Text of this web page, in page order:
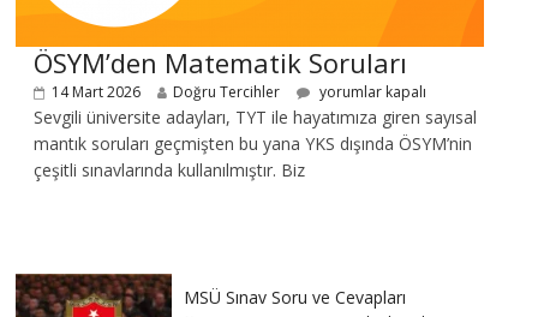
ÖSYM’den Matematik Soruları
14 Mart 2026 Doğru Tercihler yorumlar kapalı
Sevgili üniversite adayları, TYT ile hayatımıza giren sayısal
mantık soruları geçmişten bu yana YKS dışında ÖSYM’nin
çeşitli sınavlarında kullanılmıştır. Biz
MSÜ Sınav Soru ve Cevapları